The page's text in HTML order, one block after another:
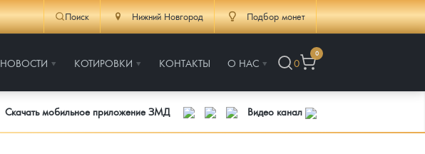
Поиск Нижний Новгород Подбор монет
НОВОСТИ КОТИРОВКИ КОНТАКТЫ О НАС 0
0
Скачать мобильное приложение ЗМД Видео канал